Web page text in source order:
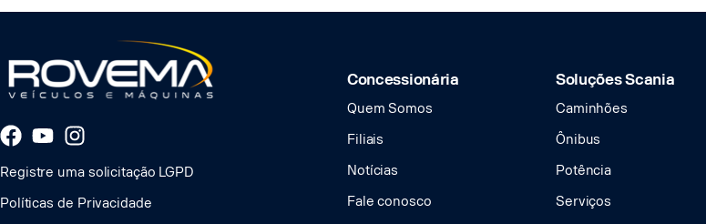
Registre uma solicitação LGPD
Políticas de Privacidade
Concessionária
Quem Somos
Filiais
Notícias
Fale conosco
Soluções Scania
Caminhões
Ônibus
Potência
Serviços